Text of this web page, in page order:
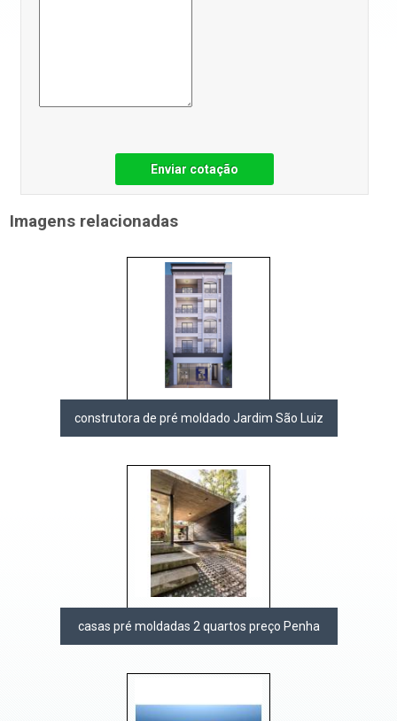
Enviar cotação
Imagens relacionadas
construtora de pré moldado Jardim São Luiz
casas pré moldadas 2 quartos preço Penha